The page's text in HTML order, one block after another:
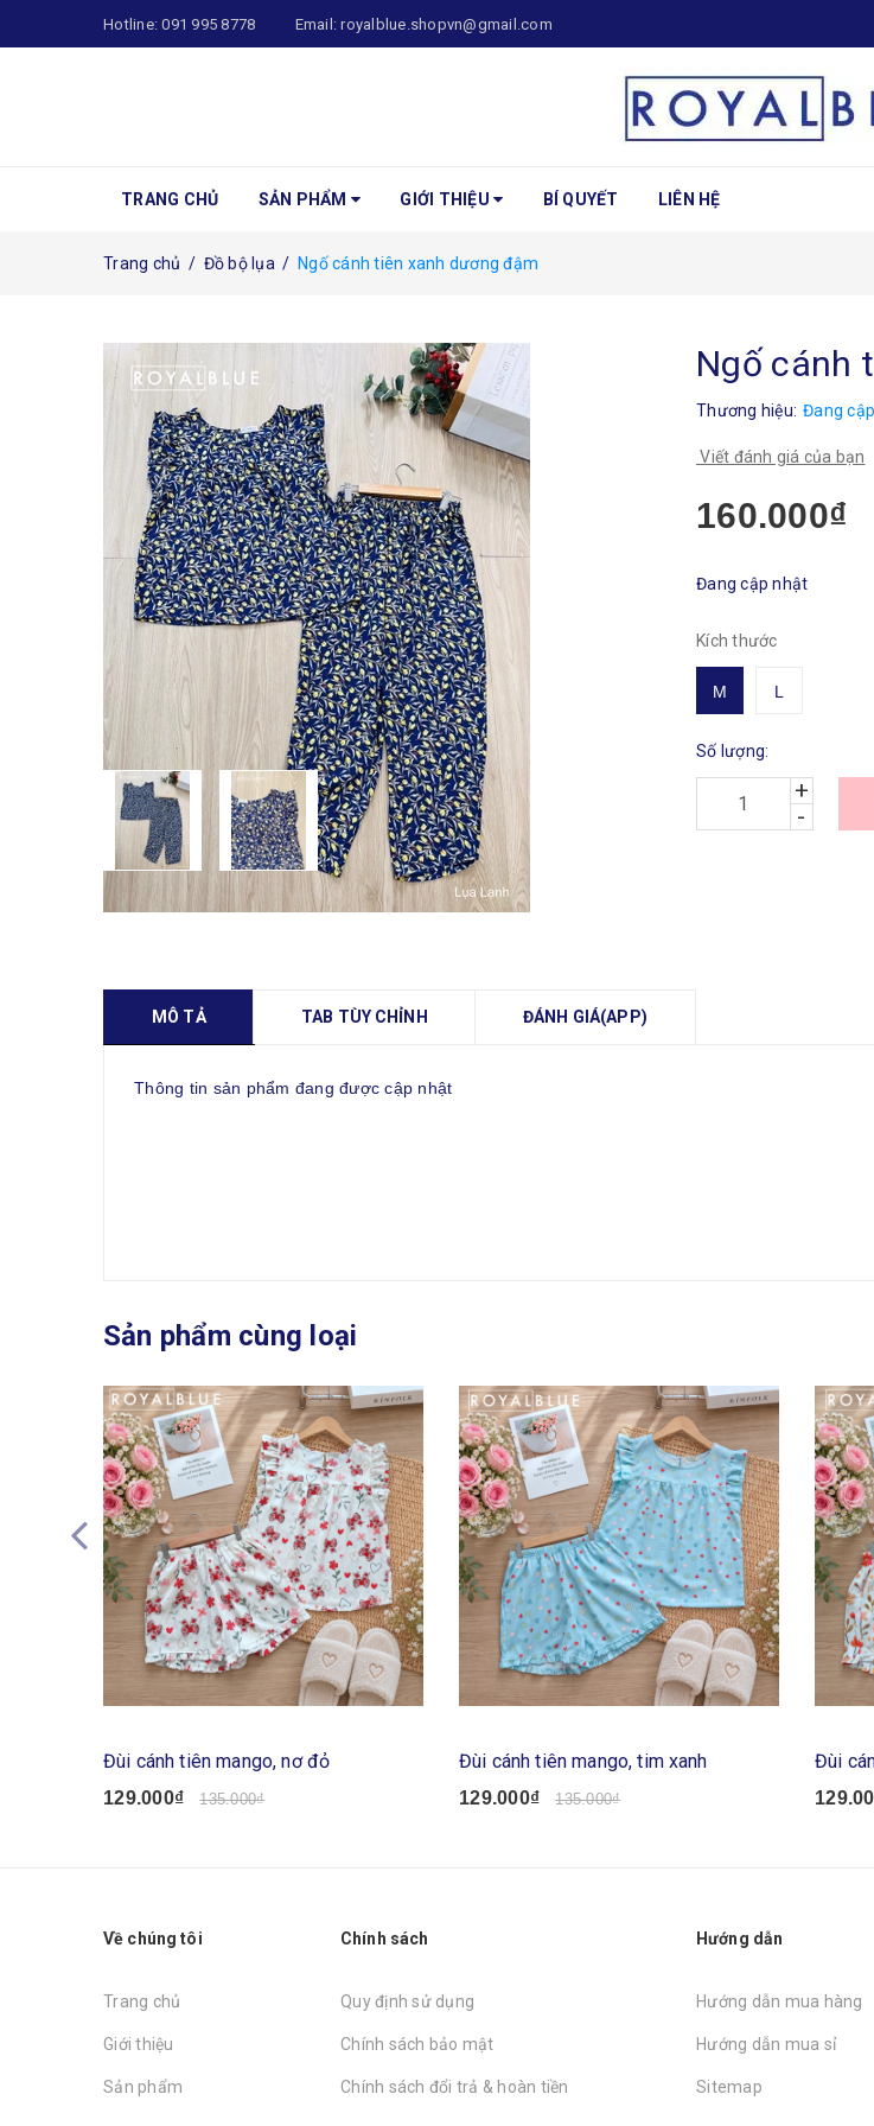
Hotline:091 995 8778 Email:royalblue.shopvn@gmail.com
TRANG CHỦ SẢN PHẨM GIỚI THIỆU BÍ QUYẾT LIÊN HỆ
Trang chủ / Đồ bộ lụa / Ngố cánh tiên xanh dương đậm
Ngố cánh
Thương hiệu: Đang
Viết đánh giá của bạn
160.000₫
Đang cập nhật
Kích thước
M L
Số lượng:
+
-
MÔ TẢ TAB TÙY CHỈNH ĐÁNH GIÁ(APP)
Thông tin sản phẩm đang được cập nhật
Sản phẩm cùng loại
Đùi cánh tiên mango, nơ đỏ
129.000₫ 135.000₫
Đùi cánh tiên mango, tim xanh
129.000₫ 135.000₫
Đùi
Về chúng tôi
Trang chủ
Giới thiệu
Sản phẩm
Chính sách
Quy định sử dụng
Chính sách bảo mật
Chính sách đổi trả & hoàn tiền
Hướng dẫn
Hướng dẫn mua hàng
Hướng dẫn mua sỉ
Sitemap